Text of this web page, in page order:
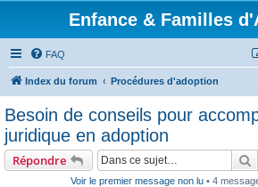
Enfance & Familles
FAQ
Index du forum Procédures d'adoption
Besoin de conseils pour
juridique en adoption
Répondre
Voir le premier message non lu• 4